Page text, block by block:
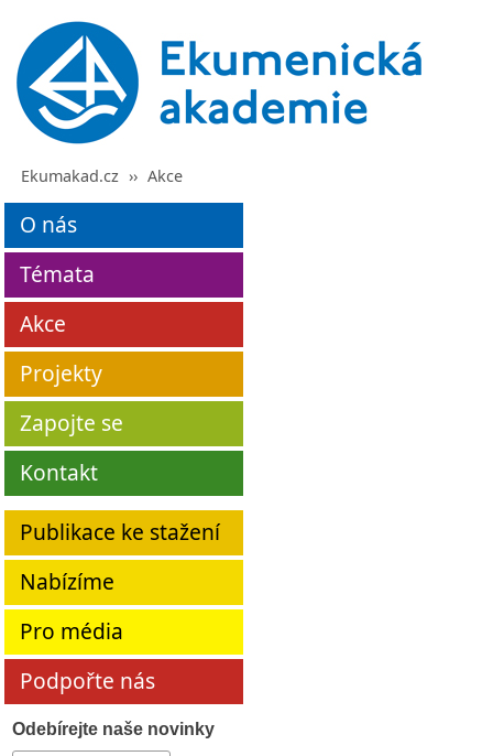
Ekumakad.cz ›› Akce
O nás
Témata
Akce
Projekty
Zapojte se
Kontakt
Publikace ke stažení
Nabízíme
Pro média
Podpořte nás
Odebírejte naše novinky